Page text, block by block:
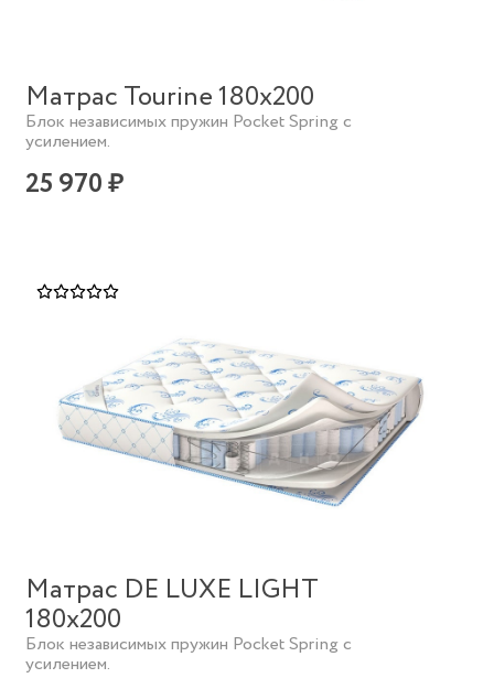
Матрас Tourine 180х200
Блок независимых пружин Pocket Spring с
усилением.
25 970 ₽
Матрас DE LUXE LIGHT
180х200
Блок независимых пружин Pocket Spring с
усилением.